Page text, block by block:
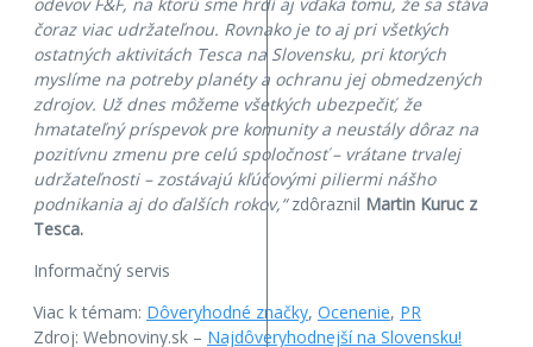
čoraz viac udržateľnou. Rovnako je to aj pri všetkých
ostatných aktivitách Tesca na Slovensku, pri ktorých
myslíme na potreby planéty a ochranu jej obmedzených
zdrojov. Už dnes môžeme všetkých ubezpečiť, že
hmatateľný príspevok pre komunity a neustály dôraz na
pozitívnu zmenu pre celú spoločnosť – vrátane trvalej
udržateľnosti – zostávajú kľúčovými piliermi nášho
podnikania aj do ďalších rokov,“zdôraznil Martin Kuruc z
Tesca.
Informačný servis
Viac k témam: Dôveryhodné značky, Ocenenie, PR
Zdroj: Webnoviny.sk – Najdôveryhodnejší na Slovensku!